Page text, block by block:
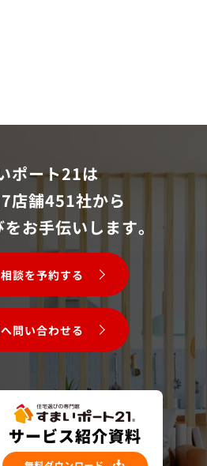
ポート21は
店舗451社から
お手伝いします。
談を予約する
問い合わせる